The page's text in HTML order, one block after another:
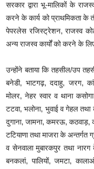
सरकार द्वारा भू-मालिकों के
करने के कार्य को प्राथमिकता के
पेपरलेस रजिस्ट्रेशन, राजस्व
अन्य राजस्व कार्यों को करने के
उन्होंने बताया कि तहसील/उप
बनेडी, भाटगढ़, ददाहु, जरग,
मोलर, नेहर स्वार व थाना
टटवा, भलोना, भुवाई व गेहल
दुगाना, जामना, कमरऊ, कठवाड़,
टटियाणा तथा माजरा के अन्तर्गत
व सेनवाला मुबारकपुर तथा नारग
बनकलां, पालियों, जमटा,